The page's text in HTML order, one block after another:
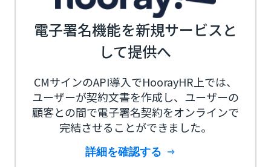
電子署名機能を新規サービスと
して提供へ
CMサインのAPI導入でHoorayHR上では、
ユーザーが契約文書を作成し、ユーザーの
顧客との間で電子署名契約をオンラインで
完結させることができました。
詳細を確認する